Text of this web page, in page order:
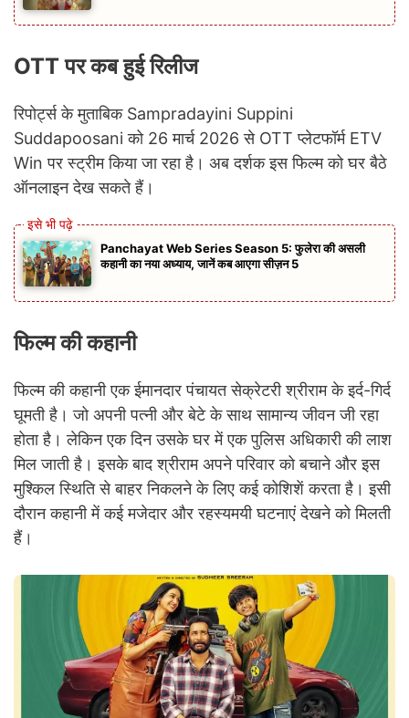
OTT पर कब हुई रिलीज
रिपोर्ट्स के मुताबिक Sampradayini Suppini
Suddapoosani को 26 मार्च 2026 से OTT प्लेटफॉर्म ETV
Win पर स्ट्रीम किया जा रहा है। अब दर्शक इस फिल्म को घर बैठे
ऑनलाइन देख सकते हैं।
Panchayat Web Series Season 5: फुलेरा की असली
कहानी का नया अध्याय, जानें कब आएगा सीज़न 5
फिल्म की कहानी
फिल्म की कहानी एक ईमानदार पंचायत सेक्रेटरी श्रीराम के इर्द-गिर्द
घूमती है। जो अपनी पत्नी और बेटे के साथ सामान्य जीवन जी रहा
होता है। लेकिन एक दिन उसके घर में एक पुलिस अधिकारी की लाश
मिल जाती है। इसके बाद श्रीराम अपने परिवार को बचाने और इस
मुश्किल स्थिति से बाहर निकलने के लिए कई कोशिशें करता है। इसी
दौरान कहानी में कई मजेदार और रहस्यमयी घटनाएं देखने को मिलती
हैं।